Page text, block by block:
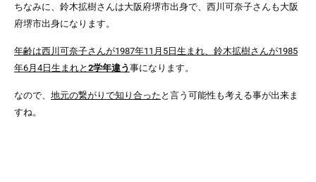
ちなみに、 鈴木拡樹さんは大阪府堺市出身で、西川可奈子さんも大阪
府堺市出身になります。
年齢は西川可奈子さんが1987年11月5日生まれ、鈴木拡樹さんが1985
年6月4日生まれと 2学年違う 事になります。
なので、 地元の繋がりで知り合った と言う可能性も考える事が出来ま
すね。